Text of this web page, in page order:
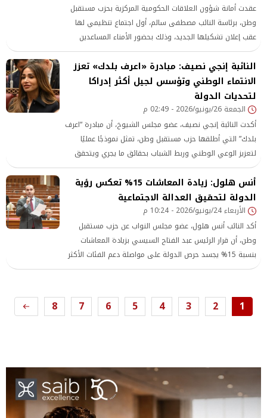
عقدت أمانة شؤون العلاقات الحكومية المركزية بحزب مستقبل
وطن، برئاسة النائب مصطفى سالم، أول اجتماع تنظيمي لها
عقب إعلان تشكيلها الجديد، وذلك بحضور الأمناء المساعدين
وأعضاء هيئة مكتب الأمانة
النائبة إنجي نصيف: مبادرة «اعرف بلدك» تعزز
الانتماء الوطني وتؤسس لجيل أكثر إدراكا
لتحديات الدولة
الجمعة 26/يونيو/2026 - 02:49 م
أكدت النائبة إنجي نصيف، عضو مجلس الشيوخ، أن مبادرة “اعرف
بلدك” التي أطلقها حزب مستقبل وطن، تمثل نموذجًا عمليًا
لتعزيز الوعي الوطني وربط الشباب بحقائق ما يجري ويتحقق
من مشروعات وإنجازات تنموية غير مسبوقة
أنس هلول: زيادة المعاشات 15% تعكس رؤية
الدولة لتحقيق العدالة الاجتماعية
الأربعاء 24/يونيو/2026 - 10:24 م
أكد النائب أنس هلول، عضو مجلس النواب عن حزب مستقبل
وطن، أن قرار الرئيس عبد الفتاح السيسي بزيادة المعاشات
بنسبة 15% يجسد حرص الدولة على مواصلة دعم الفئات الأكثر
تأثرًا بالمتغيرات الاقتصادية، في إطار تعزيز
1
2
3
4
5
6
7
8